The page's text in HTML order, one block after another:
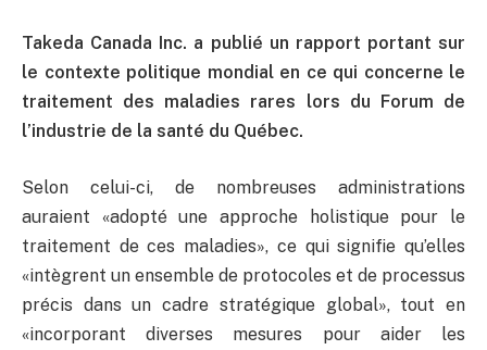
Takeda Canada Inc. a publié un rapport portant sur
le contexte politique mondial en ce qui concerne le
traitement des maladies rares lors du Forum de
l’industrie de la santé du Québec.
Selon celui-ci, de nombreuses administrations
auraient «adopté une approche holistique pour le
traitement de ces maladies», ce qui signifie qu’elles
«intègrent un ensemble de protocoles et de processus
précis dans un cadre stratégique global», tout en
«incorporant diverses mesures pour aider les